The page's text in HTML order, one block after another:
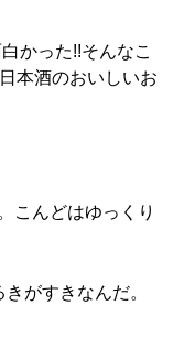
かった!!そんなこ
本酒のおいしいお
こんどはゆっくり
がすきなんだ。